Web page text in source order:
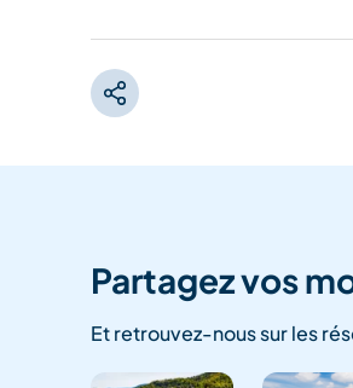
Partagez vos
Et retrouvez-nous sur les